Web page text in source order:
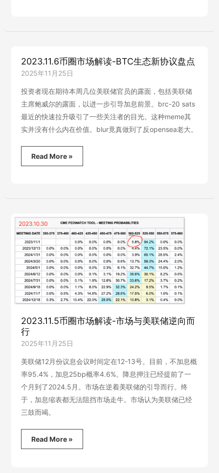
解
ordi
谈
的
价
值
逻
辑
2023.11.6币圈市场解读-BTC生态新协议盘点
2025年11月25日
投资者现在期待本周几位美联储官员的露面，包括美联储
主席鲍威尔的露面，以进一步引导加息前景。brc-20 sats
最近的快速拉升吸引了一些关注者的目光。这种meme其
实并没有什么内在价值。blur竟真做到了反opensea老大。
2023.11.6
币
BTC
态
新
协
议
盘
点
Read More »
2023.11.5币圈市场解读-市场与美联储逆向而
行
2025年11月25日
美联储12月份议息会议时间定在12-13号。目前，不加息概
率95.4%，加息25bp概率4.6%。降息押注已经提前了一
个月到了2024.5月。市场在逆着美联储的引导而行。终
于，加息缩表都无法阻挡市场走牛。市场认为美联储已经
三鼓而竭。
2023.11.5
币
Read More »